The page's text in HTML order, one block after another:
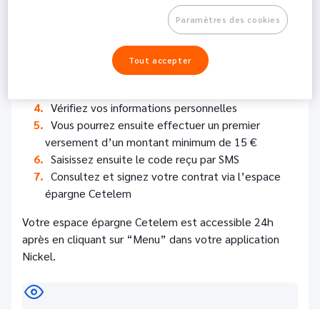
Connectez-vous à votre application Nickel :
Cliquez sur “Livret d’épargne”
Consultez les informations puis cliquez sur
Vérifiez vos informations personnelles
Vous pourrez ensuite effectuer un premier
versement d’un montant minimum de 15 €
Saisissez ensuite le code reçu par SMS
Consultez et signez votre contrat via l’espace
épargne Cetelem
Votre espace épargne Cetelem est accessible 24h
après en cliquant sur “Menu” dans votre application
Nickel.
Paramètres des cookies
Tout accepter